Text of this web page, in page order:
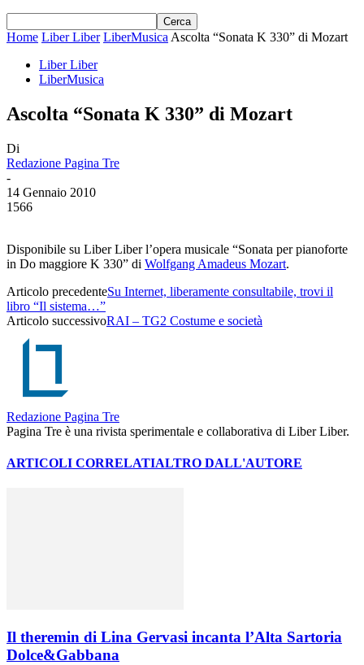
Home Liber Liber LiberMusica Ascolta “Sonata K 330” di Mozart
Liber Liber
LiberMusica
Ascolta “Sonata K 330” di Mozart
Di
Redazione Pagina Tre
-
14 Gennaio 2010
1566
Disponibile su Liber Liber l’opera musicale “Sonata per pianoforte
in Do maggiore K 330” di Wolfgang Amadeus Mozart.
Articolo precedenteSu Internet, liberamente consultabile, trovi il
libro “Il sistema…”
Articolo successivoRAI – TG2 Costume e società
Redazione Pagina Tre
Pagina Tre è una rivista sperimentale e collaborativa di Liber Liber.
ARTICOLI CORRELATIALTRO DALL'AUTORE
Il theremin di Lina Gervasi incanta l’Alta Sartoria
Dolce&Gabbana